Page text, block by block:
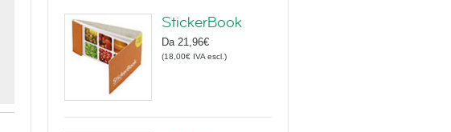
StickerBook
Da 21,96€
(18,00€ IVA escl. )